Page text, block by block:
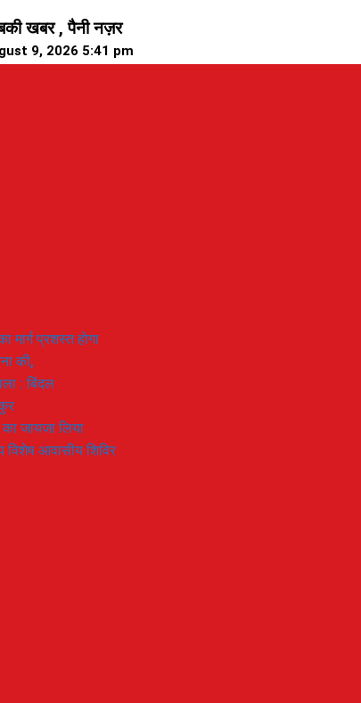
खबर , पैनी नज़र
9, 2026 5:41 pm
मार्ग प्रशस्त होगा
की,
: बिंदल
जायजा लिया
विशेष आवासीय शिविर